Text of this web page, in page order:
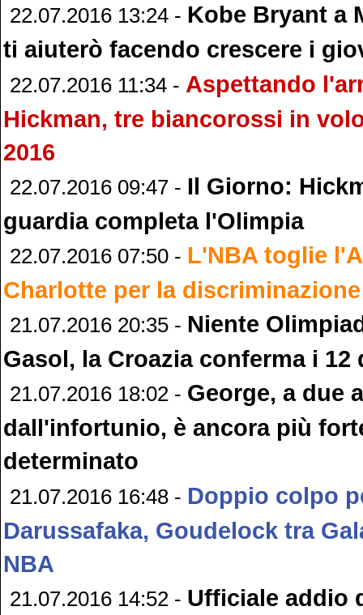
22.07.2016 13:24 - Kobe Bryant a
ti aiuterò facendo crescere i
22.07.2016 11:34 - Aspettando
Hickman, tre biancorossi in
2016
22.07.2016 09:47 - Il Giorno:
guardia completa l'Olimpia
22.07.2016 07:50 - L'NBA toglie
Charlotte per la
21.07.2016 20:35 - Niente
Gasol, la Croazia conferma i 12
21.07.2016 18:02 - George, a due
dall'infortunio, è ancora più
determinato
21.07.2016 16:48 - Doppio colpo
Darussafaka, Goudelock tra
NBA
21.07.2016 14:52 - Ufficiale addio